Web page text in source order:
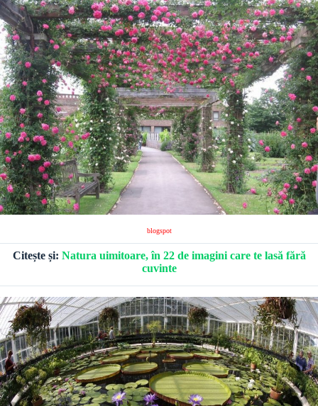
blogspot
Citește și: Natura uimitoare, în 22 de imagini care te lasă fără
cuvinte